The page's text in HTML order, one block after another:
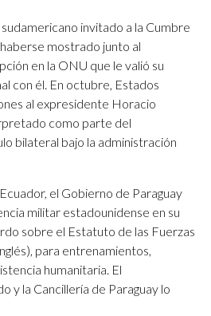
invitado a la Cumbre
mostrado junto al
en la ONU que le valió su
con él. En octubre, Estados
al expresidente Horacio
como parte del
bilateral bajo la administración
el Gobierno de Paraguay
militar estadounidense en su
sobre el Estatuto de las Fuerzas
para entrenamientos,
humanitaria. El
y la Cancillería de Paraguay lo